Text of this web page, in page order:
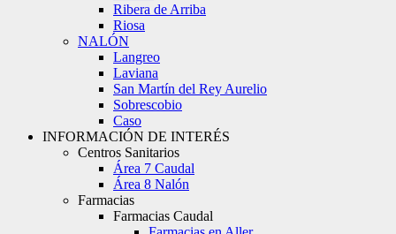
Ribera de Arriba
Riosa
NALÓN
Langreo
Laviana
San Martín del Rey Aurelio
Sobrescobio
Caso
INFORMACIÓN DE INTERÉS
Centros Sanitarios
Área 7 Caudal
Área 8 Nalón
Farmacias
Farmacias Caudal